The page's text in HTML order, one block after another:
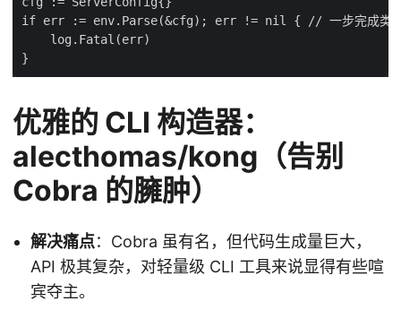
优雅的 CLI 构造器：
alecthomas/kong（告别
Cobra 的臃肿）
解决痛点：Cobra 虽有名，但代码生成量巨大，
API 极其复杂，对轻量级 CLI 工具来说显得有些喧
宾夺主。